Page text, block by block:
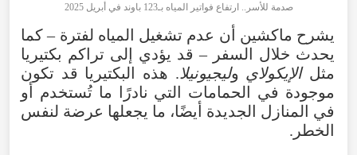
صدمة للأسر.. ارتفاع فواتير المياه بـ123 باوند في أبريل 2025
يشرح ماكشين أن عدم تشغيل المياه لفترة – كما
يحدث خلال السفر – قد يؤدي إلى تراكم بكتيريا
مثلالإيكولاي وليجيونيلا. هذه البكتيريا قد تكون
موجودة في الحمامات التي نادرًا ما تُستخدم أو
في المنازل الجديدة أيضًا، ما يجعلها عرضة لنفس
الخطر.